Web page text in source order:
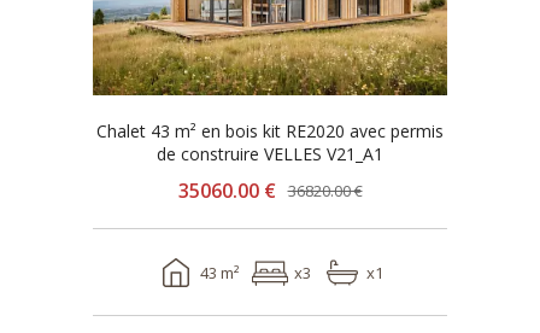
Chalet 43 m² en bois kit RE2020 avec permis
de construire VELLES V21_A1
35060.00 € 36820.00 €
43 m² x3 x1